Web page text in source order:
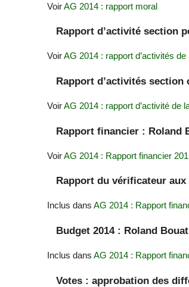
VoirAG 2014 : rapport moral
Rapport d’activité section
VoirAG 2014 : rapport d’activités
Rapport d’activités
VoirAG 2014 : rapport d’activité de
Rapport financier : Roland
VoirAG 2014 : Rapport financier
Rapport du vérificateur
Inclus dansAG 2014 : Rapport
Budget 2014 : Roland Bouat
Inclus dansAG 2014 : Rapport
Votes : approbation des